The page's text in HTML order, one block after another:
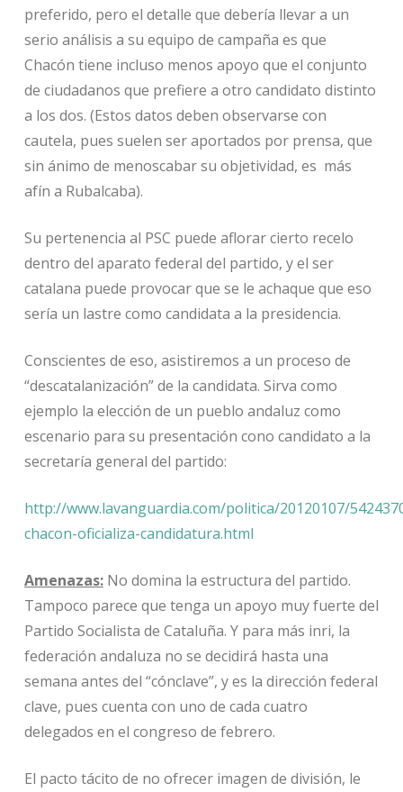
preferido, pero el detalle que debería llevar a un
serio análisis a su equipo de campaña es que
Chacón tiene incluso menos apoyo que el conjunto
de ciudadanos que prefiere a otro candidato distinto
a los dos. (Estos datos deben observarse con
cautela, pues suelen ser aportados por prensa, que
sin ánimo de menoscabar su objetividad, es más
afín a Rubalcaba).
Su pertenencia al PSC puede aflorar cierto recelo
dentro del aparato federal del partido, y el ser
catalana puede provocar que se le achaque que eso
sería un lastre como candidata a la presidencia.
Conscientes de eso, asistiremos a un proceso de
“descatalanización” de la candidata. Sirva como
ejemplo la elección de un pueblo andaluz como
escenario para su presentación cono candidato a la
secretaría general del partido:
http://www.lavanguardia.com/politica/20120107/
chacon-oficializa-candidatura.html
Amenazas: No domina la estructura del partido.
Tampoco parece que tenga un apoyo muy fuerte del
Partido Socialista de Cataluña. Y para más inri, la
federación andaluza no se decidirá hasta una
semana antes del “cónclave”, y es la dirección federal
clave, pues cuenta con uno de cada cuatro
delegados en el congreso de febrero.
El pacto tácito de no ofrecer imagen de división, le